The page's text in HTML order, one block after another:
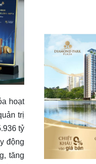
hoạt
trị
tỷ
động
tăng